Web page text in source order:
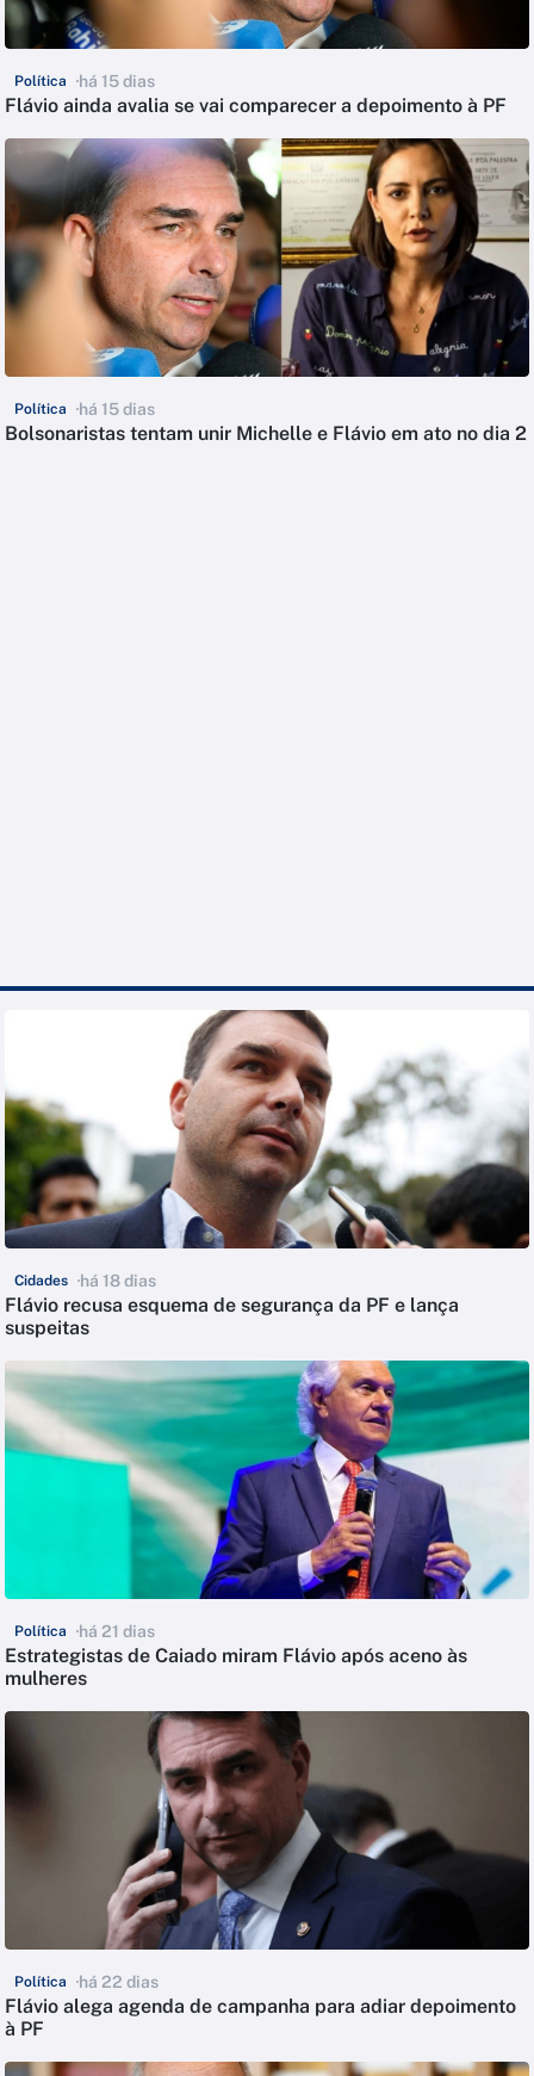
Política há 15 dias
Flávio ainda avalia se vai comparecer a depoimento à PF
Política há 15 dias
Bolsonaristas tentam unir Michelle e Flávio em ato no dia 2
Cidades há 18 dias
Flávio recusa esquema de segurança da PF e lança
suspeitas
Política há 21 dias
Estrategistas de Caiado miram Flávio após aceno às
mulheres
Política há 22 dias
Flávio alega agenda de campanha para adiar depoimento
à PF